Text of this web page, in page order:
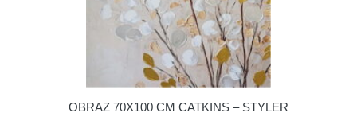
OBRAZ 70X100 CM CATKINS – STYLER